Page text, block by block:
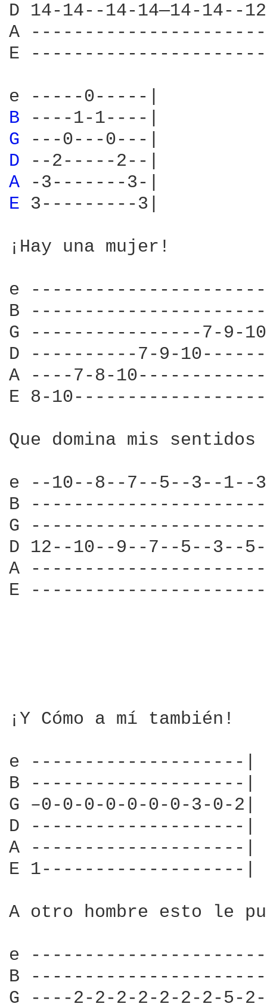
D 14-14--14-14—14-14--
A
E
B
G
D
A
E 3---------3|
¡Hay una mujer!
e
B ----------------------
G ----------------7-9-
D ----------7-9-
A ----7-8-
E 8-
Que domina mis
e --10--8--7--5--3--1--
B
G
D 12--10--9--7--5--3--
A
E
¡Y Cómo a mí también!
e --------------------|
B --------------------|
G –0-0-0-0-0-0-0-3-0-2|
D --------------------|
A --------------------|
E 1-------------------|
A otro hombre esto le
e
B
G ----2-2-2-2-2-2-2-5-